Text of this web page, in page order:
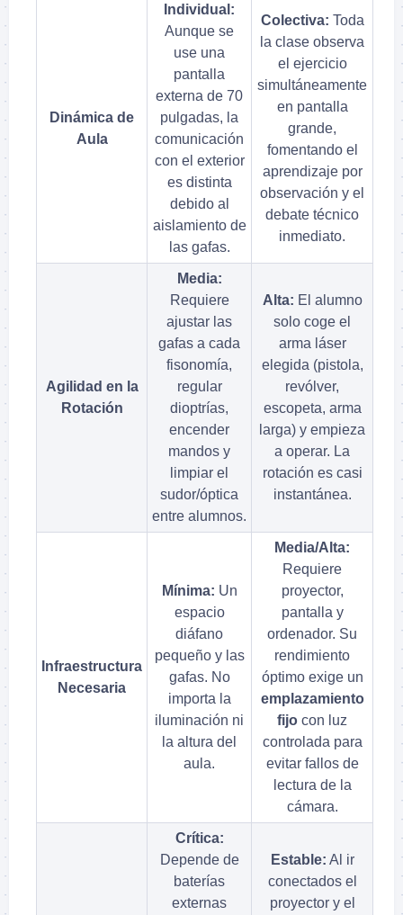
Dinámica de
Aula
Individual:
Aunque se
use una
pantalla
externa de 70
pulgadas, la
comunicación
con el exterior
es distinta
debido al
aislamiento de
las gafas.
Colectiva: Toda
la clase observa
el ejercicio
simultáneamente
en pantalla
grande,
fomentando el
aprendizaje por
observación y el
debate técnico
inmediato.
Agilidad en la
Rotación
Media:
Requiere
ajustar las
gafas a cada
fisonomía,
regular
dioptrías,
encender
mandos y
limpiar el
sudor/óptica
entre alumnos.
Alta: El alumno
solo coge el
arma láser
elegida (pistola,
revólver,
escopeta, arma
larga) y empieza
a operar. La
rotación es casi
instantánea.
Infraestructura
Necesaria
Mínima: Un
espacio
diáfano
pequeño y las
gafas. No
importa la
iluminación ni
la altura del
aula.
Media/Alta:
Requiere
proyector,
pantalla y
ordenador. Su
rendimiento
óptimo exige un
emplazamiento
fijo con luz
controlada para
evitar fallos de
lectura de la
cámara.
Crítica:
Depende de
baterías
externas
Estable: Al ir
conectados el
proyector y el